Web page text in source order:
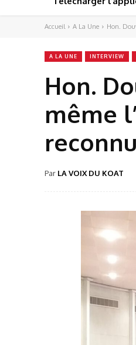
Accueil A La Une Hon.
A LA UNE INTERVIEW
Hon.
même
Par LA VOIX DU KOAT